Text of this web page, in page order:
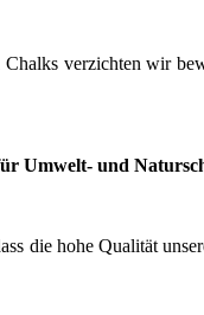
verzichten wir
Umwelt- und
die hohe Qualität